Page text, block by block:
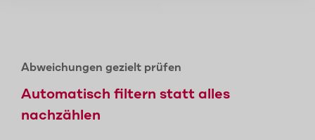
Abweichungen gezielt prüfen
Automatisch filtern statt alles
nachzählen